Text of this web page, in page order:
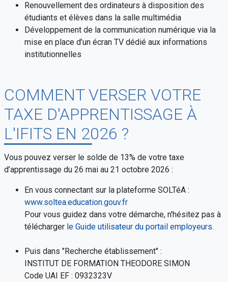
Renouvellement des ordinateurs à disposition des
étudiants et élèves dans la salle multimédia
Développement de la communication numérique via la
mise en place d’un écran TV dédié aux informations
institutionnelles
COMMENT VERSER VOTRE
TAXE D'APPRENTISSAGE À
L'IFITS EN 2026 ?
Vous pouvez verser le solde de 13% de votre taxe
d’apprentissage du 26 mai au 21 octobre 2026 :
En vous connectant sur la plateforme SOLTéA :
www.soltea.education.gouv.fr
Pour vous guidez dans votre démarche, n'hésitez pas à
télécharger le Guide utilisateur du portail employeurs.
Puis dans "Recherche établissement" :
INSTITUT DE FORMATION THEODORE SIMON
Code UAI EF : 0932323V